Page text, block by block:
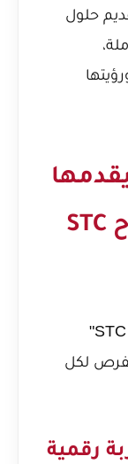
حلول
سوشيال ميديا مفتوح STC
التحول نحو "سوشيال ميديا مفتوح STC"
لكل
رقمية